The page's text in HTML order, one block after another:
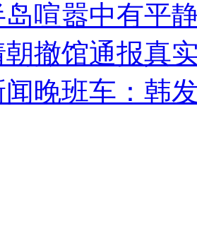
喧嚣中有平
撤馆通报真
闻晚班车：韩